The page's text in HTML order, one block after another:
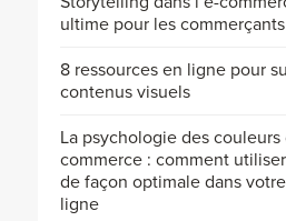
ultime pour les commerçants
8 ressources en ligne pour
contenus visuels
La psychologie des couleurs
commerce : comment
de façon optimale dans
ligne